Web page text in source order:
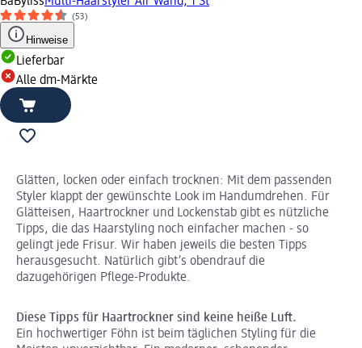
(53)
Hinweise
Lieferbar
Alle dm-Märkte
Glätten, locken oder einfach trocknen: Mit dem passenden
Styler klappt der gewünschte Look im Handumdrehen. Für
Glätteisen, Haartrockner und Lockenstab gibt es nützliche
Tipps, die das Haarstyling noch einfacher machen - so
gelingt jede Frisur. Wir haben jeweils die besten Tipps
herausgesucht. Natürlich gibt’s obendrauf die
dazugehörigen Pflege-Produkte.
Diese Tipps für Haartrockner sind keine heiße Luft.
Ein hochwertiger Föhn ist beim täglichen Styling für die